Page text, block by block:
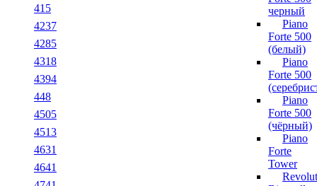
черный
Piano
Forte 500
(белый)
Piano
Forte 500
Piano
Forte 500
(чёрный)
Piano
Forte
Tower
415
4237
4285
4318
4394
448
4505
4513
4631
4641